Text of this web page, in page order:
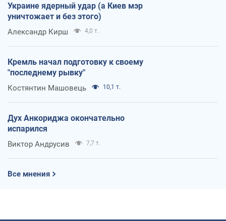
Украине ядерный удар (а Киев мэр
уничтожает и без этого)
Александр Кирш 4,0 т.
Кремль начал подготовку к своему
"последнему рывку"
Костянтин Машовець 10,1 т.
Дух Анкориджа окончательно
испарился
Виктор Андрусив 7,7 т.
Все мнения